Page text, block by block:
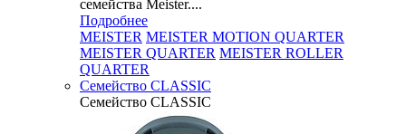
семейства Meister....
Подробнее
MEISTER MEISTER MOTION QUARTER
MEISTER QUARTER MEISTER ROLLER
QUARTER
Семейство CLASSIC
Семейство CLASSIC